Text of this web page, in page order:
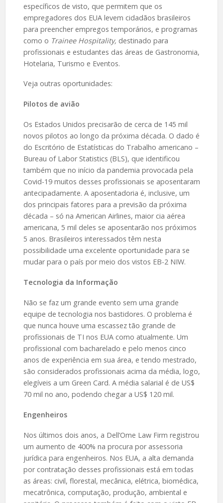
específicos de visto, que permitem que os
empregadores dos EUA levem cidadãos brasileiros
para preencher empregos temporários, e programas
como o Trainee Hospitality, destinado para
profissionais e estudantes das áreas de Gastronomia,
Hotelaria, Turismo e Eventos.
Veja outras oportunidades:
Pilotos de avião
Os Estados Unidos precisarão de cerca de 145 mil
novos pilotos ao longo da próxima década. O dado é
do Escritório de Estatísticas do Trabalho americano –
Bureau of Labor Statistics (BLS), que identificou
também que no início da pandemia provocada pela
Covid-19 muitos desses profissionais se aposentaram
antecipadamente. A aposentadoria é, inclusive, um
dos principais fatores para a previsão da próxima
década – só na American Airlines, maior cia aérea
americana, 5 mil deles se aposentarão nos próximos
5 anos. Brasileiros interessados têm nesta
possibilidade uma excelente oportunidade para se
mudar para o país por meio dos vistos EB-2 NIW.
Tecnologia da Informação
Não se faz um grande evento sem uma grande
equipe de tecnologia nos bastidores. O problema é
que nunca houve uma escassez tão grande de
profissionais de TI nos EUA como atualmente. Um
profissional com bacharelado e pelo menos cinco
anos de experiência em sua área, e tendo mestrado,
são considerados profissionais acima da média, logo,
elegíveis a um Green Card. A média salarial é de US$
70 mil no ano, podendo chegar a US$ 120 mil.
Engenheiros
Nos últimos dois anos, a Dell’Ome Law Firm registrou
um aumento de 400% na procura por assessoria
jurídica para engenheiros. Nos EUA, a alta demanda
por contratação desses profissionais está em todas
as áreas: civil, florestal, mecânica, elétrica, biomédica,
mecatrônica, computação, produção, ambiental e